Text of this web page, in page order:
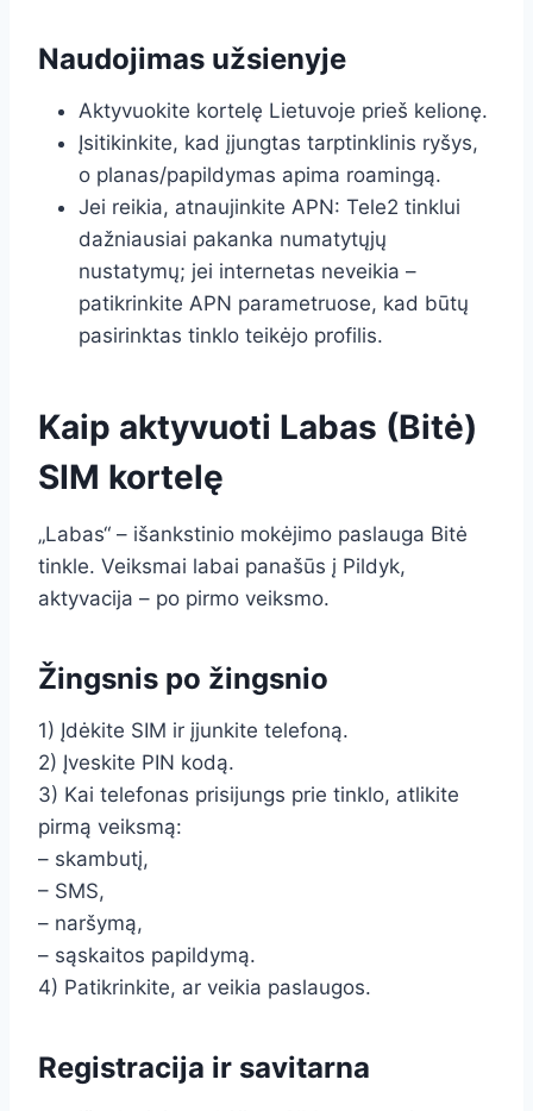
Naudojimas užsienyje
Aktyvuokite kortelę Lietuvoje prieš kelionę.
Įsitikinkite, kad įjungtas tarptinklinis ryšys,
o planas/papildymas apima roamingą.
Jei reikia, atnaujinkite APN: Tele2 tinklui
dažniausiai pakanka numatytųjų
nustatymų; jei internetas neveikia –
patikrinkite APN parametruose, kad būtų
pasirinktas tinklo teikėjo profilis.
Kaip aktyvuoti Labas (Bitė)
SIM kortelę
„Labas“ – išankstinio mokėjimo paslauga Bitė
tinkle. Veiksmai labai panašūs į Pildyk,
aktyvacija – po pirmo veiksmo.
Žingsnis po žingsnio
1) Įdėkite SIM ir įjunkite telefoną.
2) Įveskite PIN kodą.
3) Kai telefonas prisijungs prie tinklo, atlikite
pirmą veiksmą:
– skambutį,
– SMS,
– naršymą,
– sąskaitos papildymą.
4) Patikrinkite, ar veikia paslaugos.
Registracija ir savitarna